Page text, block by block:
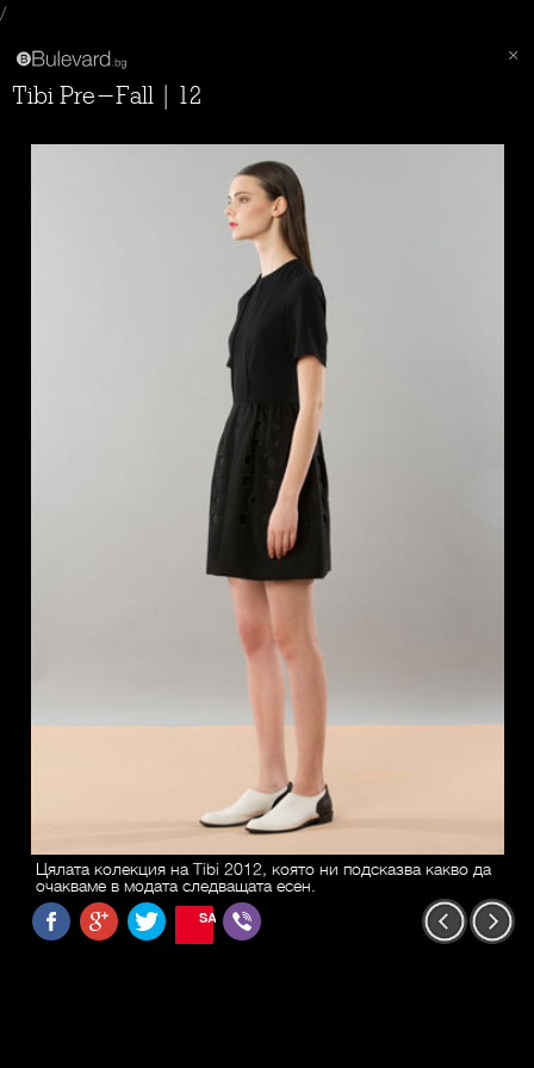
/
Tibi Pre-Fall | 12
Цялата колекция на Tibi 2012, която ни подсказва какво да
очакваме в модата следващата есен.
SAVE